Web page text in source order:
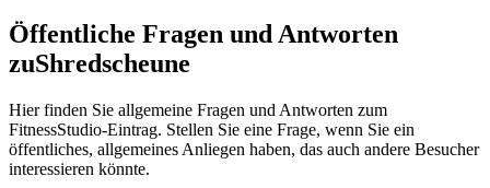
Öffentliche Fragen und Antworten
zuShredscheune
Hier finden Sie allgemeine Fragen und Antworten zum
FitnessStudio-Eintrag. Stellen Sie eine Frage, wenn Sie ein
öffentliches, allgemeines Anliegen haben, das auch andere Besucher
interessieren könnte.